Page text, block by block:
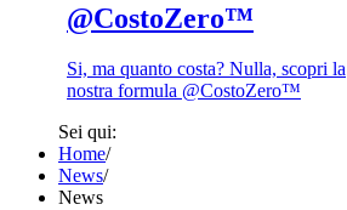
@CostoZero™
Si, ma quanto costa? Nulla, scopri la
nostra formula @CostoZero™
Sei qui:
Home/
News/
News